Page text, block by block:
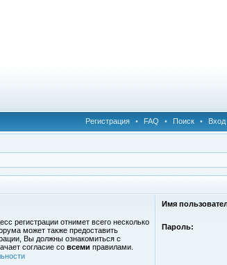
Регистрация • FAQ • Поиск • Вход
регистрации отнимет всего несколько
может также предоставить
Вы должны ознакомиться с
согласие со всеми правилами.
Имя
Пароль: